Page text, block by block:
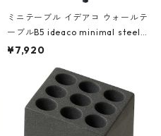
ミニテーブル イデアコ ウォールテ
ーブルB5 ideaco minimal steel f
urniture WALL Table B5 ネイビー
¥7,920